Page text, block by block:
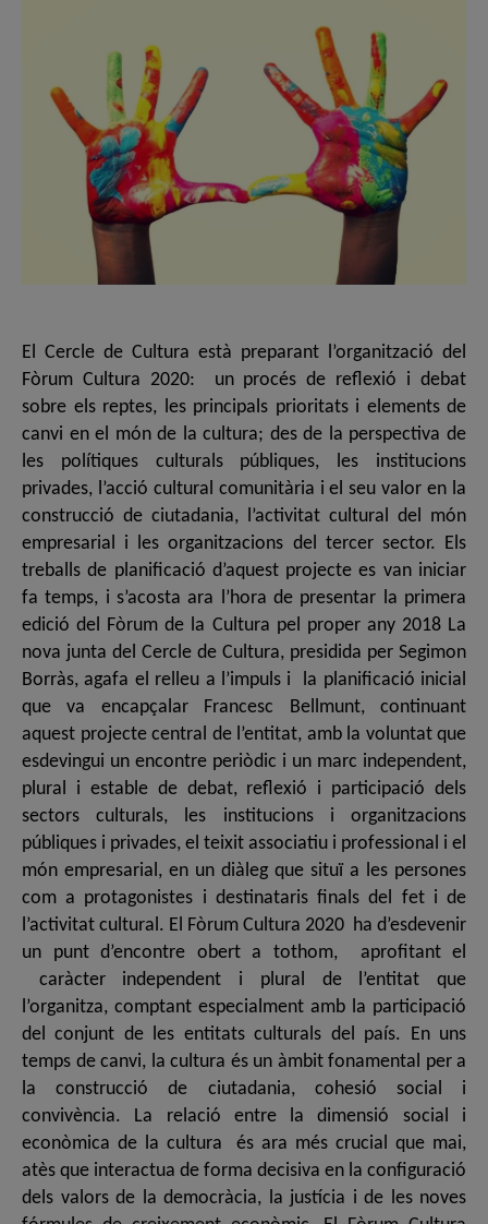
El Cercle de Cultura està preparant l’organització del
Fòrum Cultura 2020: un procés de reflexió i debat
sobre els reptes, les principals prioritats i elements de
canvi en el món de la cultura; des de la perspectiva de
les polítiques culturals públiques, les institucions
privades, l’acció cultural comunitària i el seu valor en la
construcció de ciutadania, l’activitat cultural del món
empresarial i les organitzacions del tercer sector. Els
treballs de planificació d’aquest projecte es van iniciar
fa temps, i s’acosta ara l’hora de presentar la primera
edició del Fòrum de la Cultura pel proper any 2018 La
nova junta del Cercle de Cultura, presidida per Segimon
Borràs, agafa el relleu a l’impuls i la planificació inicial
que va encapçalar Francesc Bellmunt, continuant
aquest projecte central de l’entitat, amb la voluntat que
esdevingui un encontre periòdic i un marc independent,
plural i estable de debat, reflexió i participació dels
sectors culturals, les institucions i organitzacions
públiques i privades, el teixit associatiu i professional i el
món empresarial, en un diàleg que situï a les persones
com a protagonistes i destinataris finals del fet i de
l’activitat cultural. El Fòrum Cultura 2020 ha d’esdevenir
un punt d’encontre obert a tothom, aprofitant el
caràcter independent i plural de l’entitat que
l’organitza, comptant especialment amb la participació
del conjunt de les entitats culturals del país. En uns
temps de canvi, la cultura és un àmbit fonamental per a
la construcció de ciutadania, cohesió social i
convivència. La relació entre la dimensió social i
econòmica de la cultura és ara més crucial que mai,
atès que interactua de forma decisiva en la configuració
dels valors de la democràcia, la justícia i de les noves